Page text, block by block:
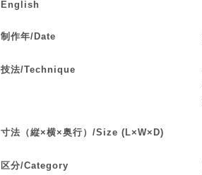
English
制作年/Date
技法/Technique
寸法（縦×横×奥行）/Size (L×W×D)
区分/Category